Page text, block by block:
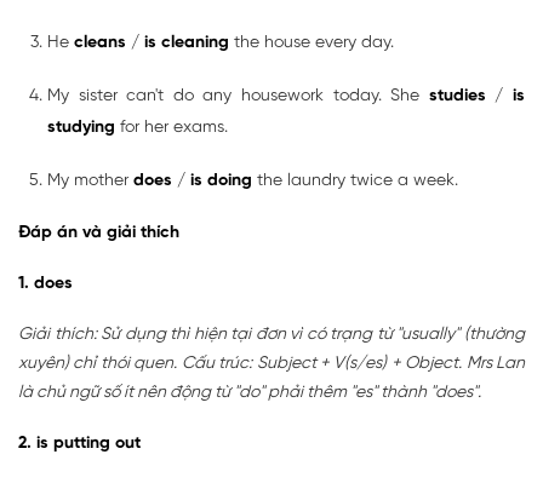
He cleans / is cleaning the house every day.
My sister can't do any housework today. She studies /is
studying for her exams.
My mother does / is doing the laundry twice a week.
Đáp án và giải thích
1. does
Giải thích: Sử dụng thì hiện tại đơn vì có trạng từ "usually" (thường
xuyên) chỉ thói quen. Cấu trúc: Subject + V(s/es) + Object. Mrs Lan
là chủ ngữ số ít nên động từ "do" phải thêm "es" thành "does".
2. is putting out